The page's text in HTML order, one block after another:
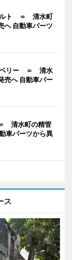
ルト ＝ 清水町
へ 自動車パーツ
ベリー ＝ 清水
売へ 自動車パー
清水町の精管
車パーツから異
ス